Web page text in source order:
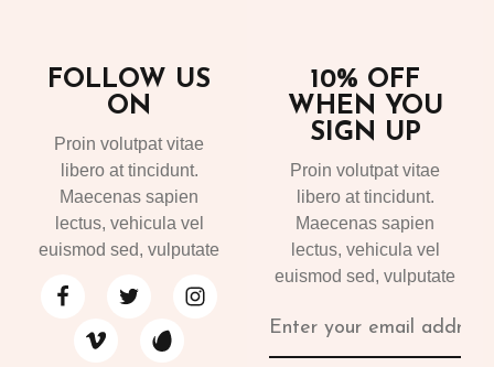
FOLLOW US
ON
Proin volutpat vitae
libero at tincidunt.
Maecenas sapien
lectus, vehicula vel
euismod sed, vulputate
10% OFF
WHEN YOU
SIGN UP
Proin volutpat vitae
libero at tincidunt.
Maecenas sapien
lectus, vehicula vel
euismod sed, vulputate